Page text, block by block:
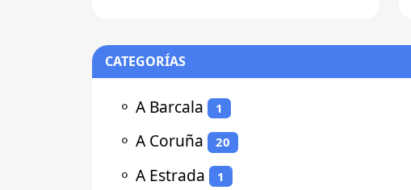
CATEGORÍAS
⚬ A Barcala 1
⚬ A Coruña 20
⚬ A Estrada 1